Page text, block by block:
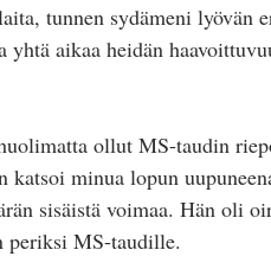
tunnen sydämeni lyövän
aikaa heidän
ollut MS-taudin
katsoi minua lopun
sisäistä voimaa. Hän oli
periksi MS-taudille.